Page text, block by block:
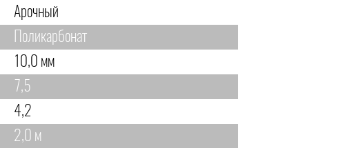
Арочный
Поликарбонат
10,0 мм
7,5
4,2
2,0 м